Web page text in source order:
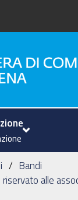
di
Bandi
alle